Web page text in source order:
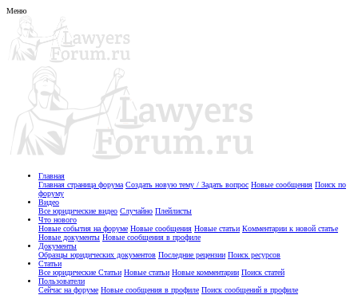
Меню
Главная
Главная страница форума Создать новую тему / Задать вопрос Новые сообщения Поиск по
форуму
Видео
Все юридические видео Случайно Плейлисты
Что нового
Новые события на форуме Новые сообщения Новые статьи Комментарии к новой статье
Новые документы Новые сообщения в профиле
Документы
Образцы юридических документов Последние рецензии Поиск ресурсов
Статьи
Все юридические Статьи Новые статьи Новые комментарии Поиск статей
Пользователи
Сейчас на форуме Новые сообщения в профиле Поиск сообщений в профиле